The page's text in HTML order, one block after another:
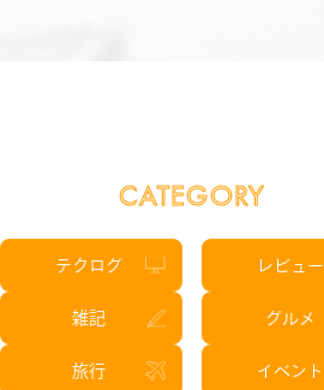
CATEGORY
テクログ レビュー
雑記 グルメ
旅行 イベント